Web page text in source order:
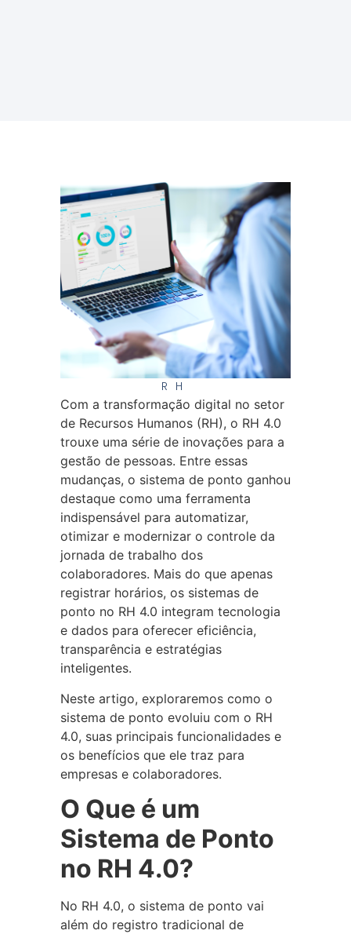
RH
Com a transformação digital no setor
de Recursos Humanos (RH), o RH 4.0
trouxe uma série de inovações para a
gestão de pessoas. Entre essas
mudanças, o sistema de ponto ganhou
destaque como uma ferramenta
indispensável para automatizar,
otimizar e modernizar o controle da
jornada de trabalho dos
colaboradores. Mais do que apenas
registrar horários, os sistemas de
ponto no RH 4.0 integram tecnologia
e dados para oferecer eficiência,
transparência e estratégias
inteligentes.
Neste artigo, exploraremos como o
sistema de ponto evoluiu com o RH
4.0, suas principais funcionalidades e
os benefícios que ele traz para
empresas e colaboradores.
O Que é um
Sistema de Ponto
no RH 4.0?
No RH 4.0, o sistema de ponto vai
além do registro tradicional de